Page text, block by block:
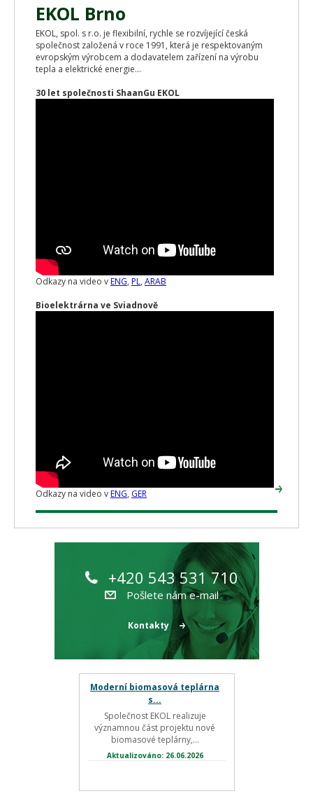
EKOL Brno
EKOL, spol. s r.o. je flexibilní, rychle se rozvíjející česká
společnost založená v roce 1991, která je respektovaným
evropským výrobcem a dodavatelem zařízení na výrobu
tepla a elektrické energie...
30 let společnosti ShaanGu EKOL
Odkazy na video vENG, PL, ARAB
Bioelektrárna ve Sviadnově
Odkazy na video vENG, GER
+420 543 531 710
Pošlete nám e-mail
Kontakty
Moderní biomasová teplárna
s...
Společnost EKOL realizuje
významnou část projektu nové
biomasové teplárny,...
Aktualizováno: 26.06.2026